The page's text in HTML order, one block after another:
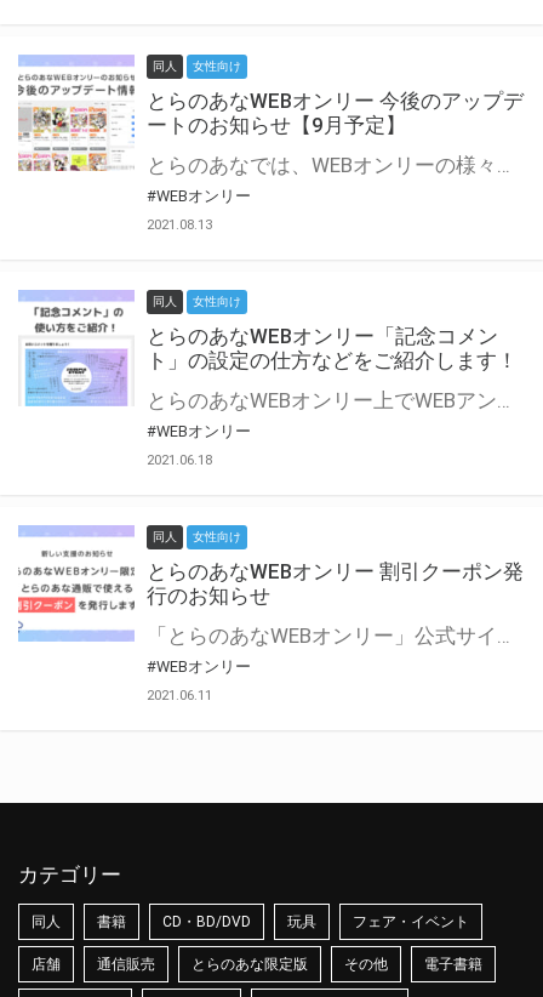
同人 女性向け
とらのあなWEBオンリー 今後のアップデ
ートのお知らせ【9月予定】
とらのあなでは、WEBオンリーの様々な支援を実施しています。 今回は2021年9月に実装を予定しているアップデート情報についてご紹介いたします。 とらのあなWEBオンリーサイトはこちら
#WEBオンリー
2021.08.13
同人 女性向け
とらのあなWEBオンリー「記念コメン
ト」の設定の仕方などをご紹介します！
とらのあなWEBオンリー上でWEBアンソロジーが作成できる「記念コメント」について、その使い方や作成手順を解説します！ 支援タイプを「サークル参加型」「サークル参加型・マルシェ(イベント会場)機能付き」でお申し込みいただいている主催者様はぜひご活用ください♪ とらのあなWEBオンリーサイトはこちら
#WEBオンリー
2021.06.18
同人 女性向け
とらのあなWEBオンリー 割引クーポン発
行のお知らせ
「とらのあなWEBオンリー」公式サイトでとらのあな通販の「割引クーポン」を配布中！ イベントごとに開催当日限定で使える割引クーポンのシリアルコードを発行します。 とらのあなWEBオンリーのページをチェックして、イベント当日にお得にお買い物を楽しみましょう♪ ※本キャンペーンは予告なく終了する場合がございます。 とらのあなWEBオンリーサイトはこちら
#WEBオンリー
2021.06.11
カテゴリー
同人 書籍 CD・BD/DVD 玩具 フェア・イベント
店舗 通信販売 とらのあな限定版 その他 電子書籍